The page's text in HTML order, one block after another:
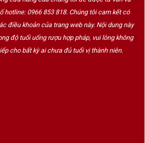
hotline: 0966 853 818. Chúng tôi cam kết có
điều khoản của trang web này. Nội dung này
độ tuổi uống rượu hợp pháp, vui lòng không
cho bất kỳ ai chưa đủ tuổi vị thành niên.